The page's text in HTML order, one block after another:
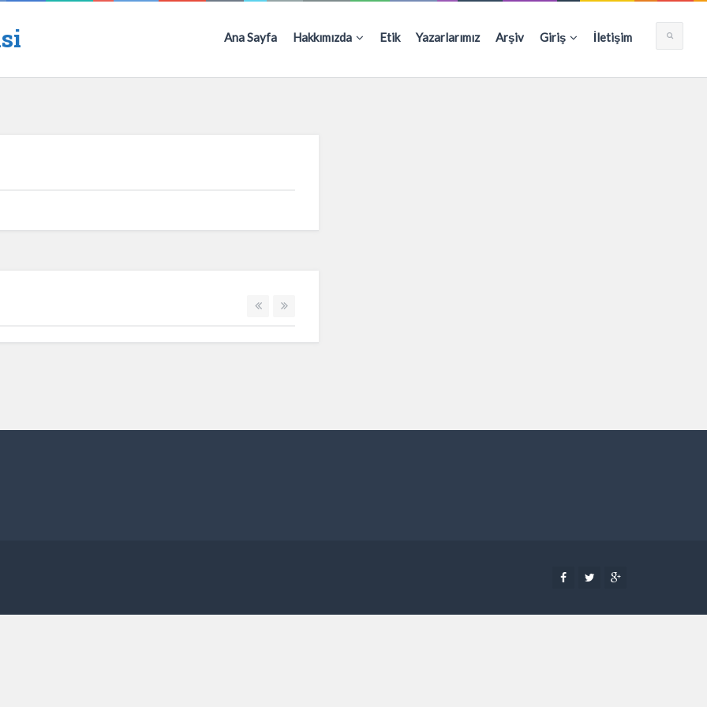
Ana Sayfa Hakkımızda Etik Yazarlarımız Arşiv Giriş İletişim